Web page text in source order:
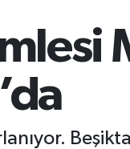
%1.11